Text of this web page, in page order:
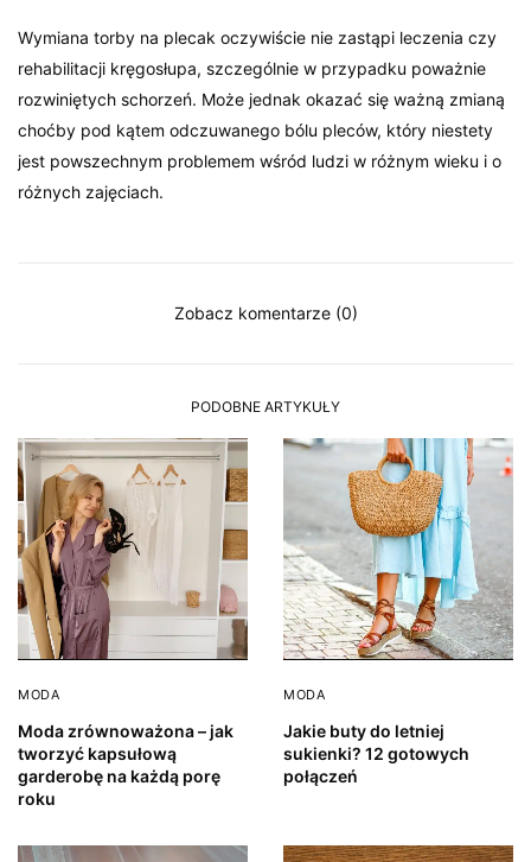
Wymiana torby na plecak oczywiście nie zastąpi leczenia czy
rehabilitacji kręgosłupa, szczególnie w przypadku poważnie
rozwiniętych schorzeń. Może jednak okazać się ważną zmianą
choćby pod kątem odczuwanego bólu pleców, który niestety
jest powszechnym problemem wśród ludzi w różnym wieku i o
różnych zajęciach.
Zobacz komentarze (0)
PODOBNE ARTYKUŁY
MODA
Moda zrównoważona – jak
tworzyć kapsułową
garderobę na każdą porę
roku
MODA
Jakie buty do letniej
sukienki? 12 gotowych
połączeń